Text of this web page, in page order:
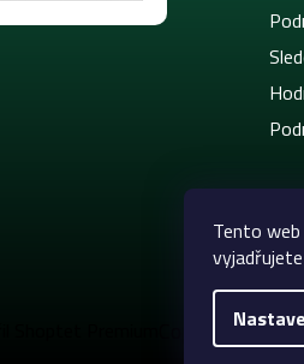
Tento
Copyright 2026